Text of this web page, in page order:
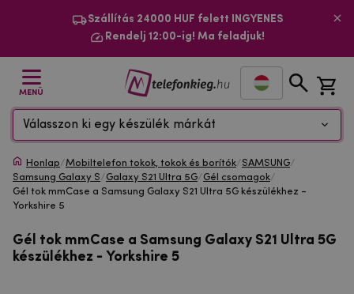
Szállítás 24000 HUF felett INGYENES
Rendelj 12:00-ig! Ma feladjuk!
MENÜ
Válasszon ki egy készülék márkát
Honlap/Mobiltelefon tokok, tokok és borítók/SAMSUNG/
Samsung Galaxy S/Galaxy S21 Ultra 5G/Gél csomagok/
Gél tok mmCase a Samsung Galaxy S21 Ultra 5G készülékhez -
Yorkshire 5
Gél tok mmCase a Samsung Galaxy S21 Ultra 5G
készülékhez - Yorkshire 5